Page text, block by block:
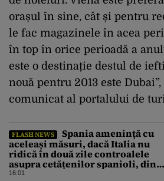
orașul în sine, cât și pentru
le fac magazinele în acea
în top în orice perioadă a
este o destinație destul de
nouă pentru 2013 este
comunicat al portalului de
FLASH NEWS
Spania amenință cu
aceleași măsuri, dacă Italia nu
ridică în două zile controalele
asupra cetățenilor spanioli, din
cauza crizei migrației
16:01